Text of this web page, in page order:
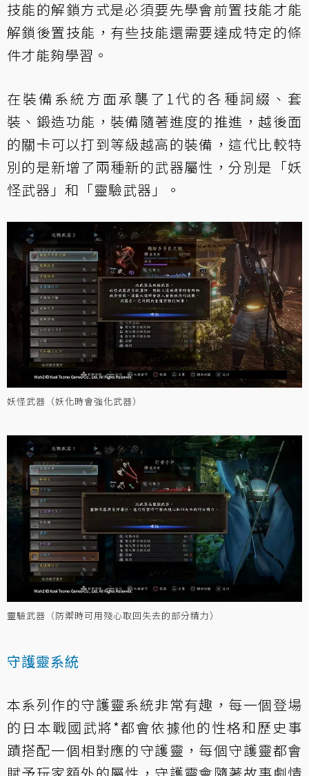
技能的解鎖方式是必須要先學會前置技能才能
解鎖後置技能，有些技能還需要達成特定的條
件才能夠學習。
在裝備系統方面承襲了1代的各種詞綴、套
裝、鍛造功能，裝備隨著進度的推進，越後面
的關卡可以打到等級越高的裝備，這代比較特
別的是新增了兩種新的武器屬性，分別是「妖
怪武器」和「靈驗武器」。
妖怪武器（妖化時會強化武器）
靈驗武器（防禦時可用殘心取回失去的部分精力）
守護靈系統
本系列作的守護靈系統非常有趣，每一個登場
的日本戰國武將*都會依據他的性格和歷史事
蹟搭配一個相對應的守護靈，每個守護靈都會